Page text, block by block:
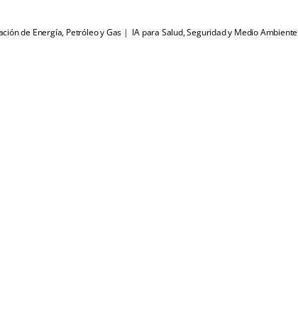
de Energía, Petróleo y Gas | IA para Salud, Seguridad y Medio Ambiente